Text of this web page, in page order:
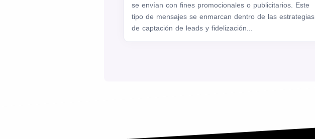
se envían con fines promocionales o publicitarios. Este
tipo de mensajes se enmarcan dentro de las estrategias
de captación de leads y fidelización...